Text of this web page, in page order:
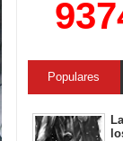
Populares